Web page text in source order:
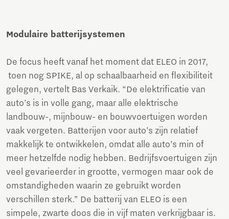
Modulaire batterijsystemen
De focus heeft vanaf het moment dat ELEO in 2017,
toen nog SPIKE, al op schaalbaarheid en flexibiliteit
gelegen, vertelt Bas Verkaik. “De elektrificatie van
auto’s is in volle gang, maar alle elektrische
landbouw-, mijnbouw- en bouwvoertuigen worden
vaak vergeten. Batterijen voor auto’s zijn relatief
makkelijk te ontwikkelen, omdat alle auto’s min of
meer hetzelfde nodig hebben. Bedrijfsvoertuigen zijn
veel gevarieerder in grootte, vermogen maar ook de
omstandigheden waarin ze gebruikt worden
verschillen sterk.” De batterij van ELEO is een
simpele, zwarte doos die in vijf maten verkrijgbaar is.